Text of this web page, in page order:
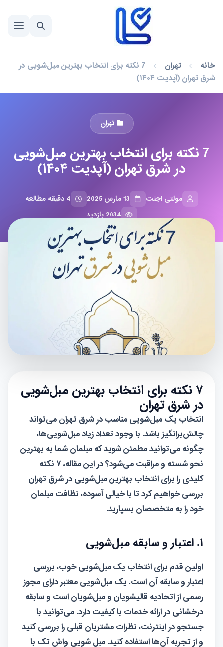
خانه تهران
7 نکته برای انتخاب بهترین مبل‌شویی در
شرق تهران (آپدیت ۱۴۰۴)
تهران
7 نکته برای انتخاب بهترین مبل‌شویی
در شرق تهران (آپدیت ۱۴۰۴)
مولتی اجنت 13 مارس 2025
4 دقیقه مطالعه
2034 بازدید
۷ نکته برای انتخاب بهترین مبل‌شویی
در شرق تهران
انتخاب یک مبل‌شویی مناسب در شرق تهران می‌تواند
چالش‌برانگیز باشد. با وجود تعداد زیاد مبل‌شویی‌ها،
چگونه می‌توانید مطمئن شوید که مبلمان شما به بهترین
نحو شسته و مراقبت می‌شود؟ در این مقاله، ۷
نکته
کلیدی را برای انتخاب بهترین مبل‌شویی در شرق تهران
بررسی خواهیم کرد تا با خیالی آسوده، نظافت مبلمان
خود را به متخصصان بسپارید.
۱. اعتبار و سابقه مبل‌شویی
اولین قدم برای انتخاب یک مبل‌شویی خوب، بررسی
اعتبار و سابقه آن است. یک مبل‌شویی معتبر دارای مجوز
رسمی از اتحادیه قالیشویان و مبل‌شویان است و سابقه
درخشانی در ارائه خدمات با کیفیت دارد. می‌توانید با
جستجو در اینترنت، نظرات مشتریان قبلی را بررسی کنید
و از تجربه آن‌ها استفاده کنید. مبل شویی واش تک با